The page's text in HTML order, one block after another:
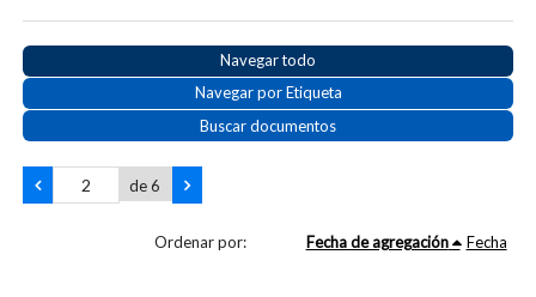
Navegar todo
Navegar por Etiqueta
Buscar documentos
de 6
Ordenar por: Fecha de agregación Fecha